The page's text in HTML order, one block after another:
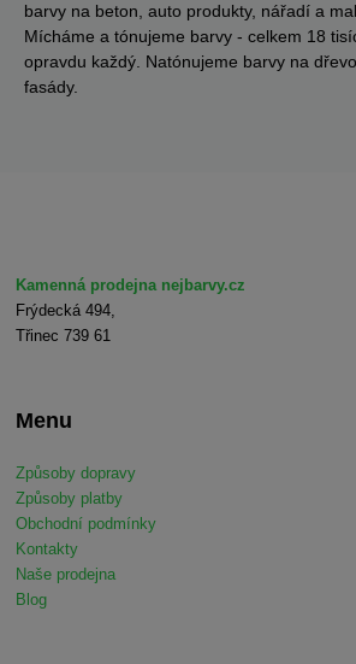
barvy na beton, auto produkty, nářadí a
Mícháme a tónujeme barvy - celkem 18
opravdu každý. Natónujeme barvy na
fasády.
Kamenná prodejna nejbarvy.cz
Frýdecká 494,
Třinec 739 61
Menu
Způsoby dopravy
Způsoby platby
Obchodní podmínky
Kontakty
Naše prodejna
Blog